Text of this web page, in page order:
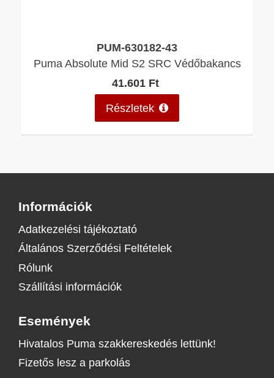
PUM-630182-43
Puma Absolute Mid S2 SRC Védőbakancs
41.601 Ft
Részletek
Információk
Adatkezelési tájékoztató
Általános Szerződési Feltételek
Rólunk
Szállítási információk
Események
Hivatalos Puma szakkereskedés lettünk!
Fizetős lesz a parkolás